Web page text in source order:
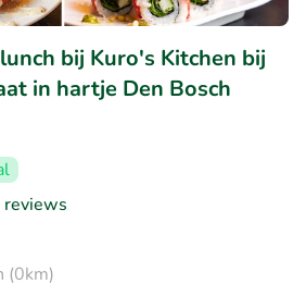
bij Kuro's Kitchen bij
in hartje Den Bosch
reviews
(0km)